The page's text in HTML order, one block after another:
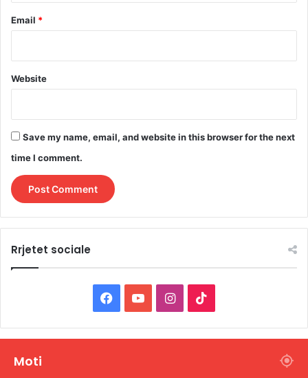
Email *
Website
Save my name, email, and website in this browser for the next
time I comment.
Rrjetet sociale
a
o
I
n
i
Moti